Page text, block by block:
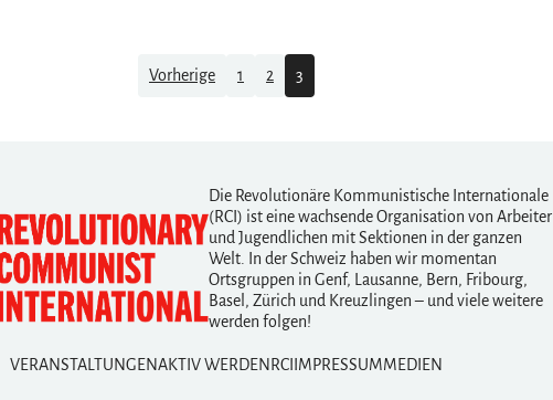
Vorherige 1 2 3
Die Revolutionäre Kommunistische Internationale
(RCI) ist eine wachsende Organisation von Arbeiter
und Jugendlichen mit Sektionen in der ganzen
Welt. In der Schweiz haben wir momentan
Ortsgruppen in Genf, Lausanne, Bern, Fribourg,
Basel, Zürich und Kreuzlingen – und viele weitere
werden folgen!
VERANSTALTUNGENAKTIV WERDEN RCI IMPRESSUMMEDIEN